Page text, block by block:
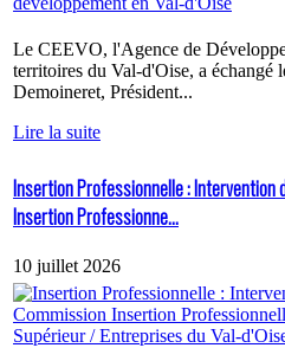
Le CEEVO, l'Agence de
territoires du Val-d'Oise, a échangé
Demoineret, Président...
Lire la suite
Insertion Professionnelle : Intervention
Insertion Professionne...
10 juillet 2026